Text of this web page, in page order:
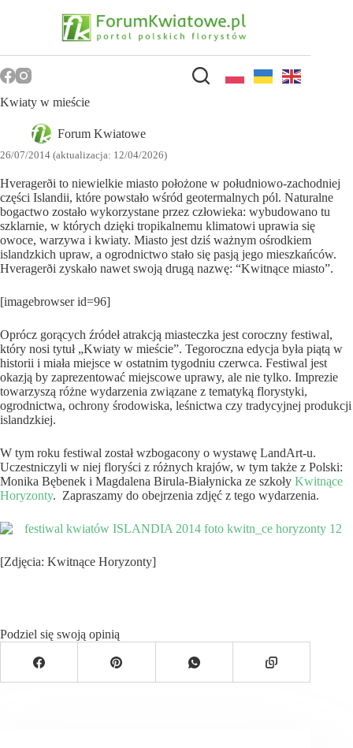
Kwiaty w mieście
Forum Kwiatowe
26/07/2014 (aktualizacja: 12/04/2026)
Hveragerði to niewielkie miasto położone w południowo-zachodniej
części Islandii, które powstało wśród geotermalnych pól. Naturalne
bogactwo zostało wykorzystane przez człowieka: wybudowano tu
szklarnie, w których dzięki tropikalnemu klimatowi uprawia się
owoce, warzywa i kwiaty. Miasto jest dziś ważnym ośrodkiem
islandzkich upraw, a ogrodnictwo stało się pasją jego mieszkańców.
Hveragerði zyskało nawet swoją drugą nazwę: “Kwitnące miasto”.
[imagebrowser id=96]
Oprócz gorących źródeł atrakcją miasteczka jest coroczny festiwal,
który nosi tytuł „Kwiaty w mieście”. Tegoroczna edycja była piątą w
historii i miała miejsce w ostatnim tygodniu czerwca. Festiwal jest
okazją by zaprezentować miejscowe uprawy, ale nie tylko. Imprezie
towarzyszą różne wydarzenia związane z tematyką florystyki,
ogrodnictwa, ochrony środowiska, leśnictwa czy tradycyjnej produkcji
islandzkiej.
W tym roku festiwal został wzbogacony o wystawę LandArt-u.
Uczestniczyli w niej floryści z różnych krajów, w tym także z Polski:
Monika Bębenek i Magdalena Birula-Białynicka ze szkoły Kwitnące
Horyzonty. Zapraszamy do obejrzenia zdjęć z tego wydarzenia.
[Zdjęcia: Kwitnące Horyzonty]
Podziel się swoją opinią